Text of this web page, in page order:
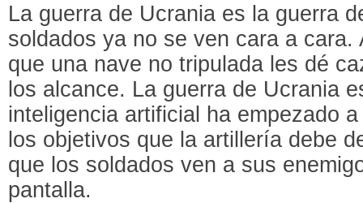
La guerra de Ucrania es la guerra
soldados ya no se ven cara a cara.
que una nave no tripulada les dé
los alcance. La guerra de Ucrania
inteligencia artificial ha empezado
los objetivos que la artillería debe
que los soldados ven a sus
pantalla.